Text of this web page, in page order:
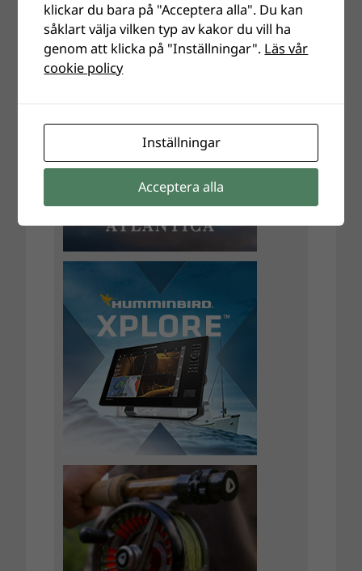
klickar du bara på "Acceptera alla". Du kan
såklart välja vilken typ av kakor du vill ha
genom att klicka på "Inställningar". Läs vår
cookie policy
Inställningar
Acceptera alla